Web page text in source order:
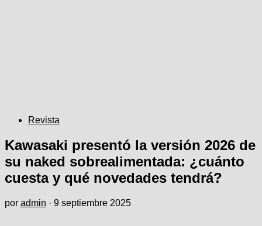
Revista
Kawasaki presentó la versión 2026 de
su naked sobrealimentada: ¿cuánto
cuesta y qué novedades tendrá?
por admin · 9 septiembre 2025